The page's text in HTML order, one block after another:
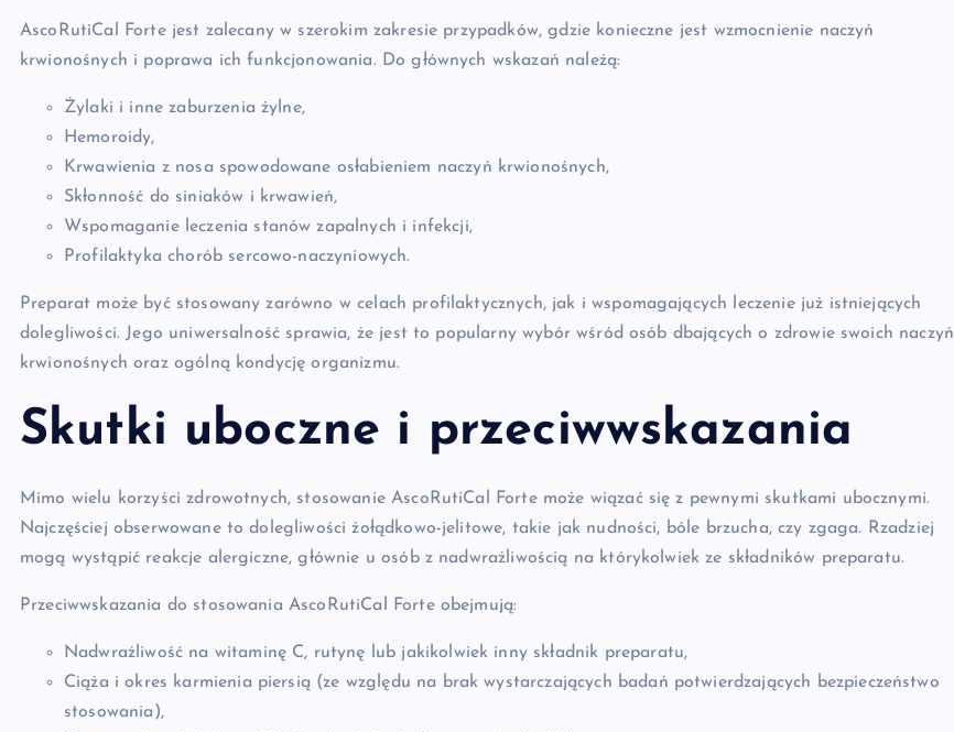
AscoRutiCal Forte jest zalecany w szerokim zakresie przypadków, gdzie konieczne jest wzmocnienie naczyń
krwionośnych i poprawa ich funkcjonowania. Do głównych wskazań należą:
Żylaki i inne zaburzenia żylne,
Hemoroidy,
Krwawienia z nosa spowodowane osłabieniem naczyń krwionośnych,
Skłonność do siniaków i krwawień,
Wspomaganie leczenia stanów zapalnych i infekcji,
Profilaktyka chorób sercowo-naczyniowych.
Preparat może być stosowany zarówno w celach profilaktycznych, jak i wspomagających leczenie już istniejących
dolegliwości. Jego uniwersalność sprawia, że jest to popularny wybór wśród osób dbających o zdrowie swoich naczyń
krwionośnych oraz ogólną kondycję organizmu.
Skutki uboczne i przeciwwskazania
Mimo wielu korzyści zdrowotnych, stosowanie AscoRutiCal Forte może wiązać się z pewnymi skutkami ubocznymi.
Najczęściej obserwowane to dolegliwości żołądkowo-jelitowe, takie jak nudności, bóle brzucha, czy zgaga. Rzadziej
mogą wystąpić reakcje alergiczne, głównie u osób z nadwrażliwością na którykolwiek ze składników preparatu.
Przeciwwskazania do stosowania AscoRutiCal Forte obejmują:
Nadwrażliwość na witaminę C, rutynę lub jakikolwiek inny składnik preparatu,
Ciąża i okres karmienia piersią (ze względu na brak wystarczających badań potwierdzających bezpieczeństwo
stosowania),